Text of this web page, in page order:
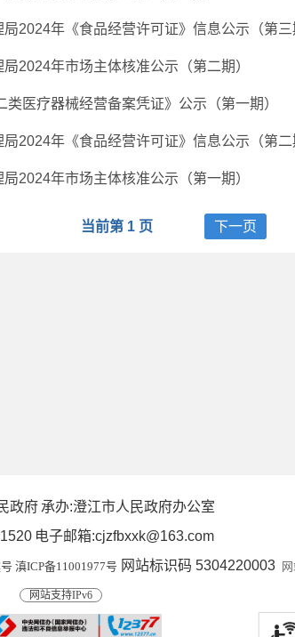
2024年《食品经营许可证》信息公示（第三
2024年市场主体核准公示（第二期）
类医疗器械经营备案凭证》公示（第一期）
2024年《食品经营许可证》信息公示（第二
2024年市场主体核准公示（第一期）
当前第 1 页 下一页
政府 承办:澄江市人民政府办公室
电子邮箱:cjzfbxxk@163.com
滇ICP备11001977号 网站标识码 5304220003
网站支持IPv6